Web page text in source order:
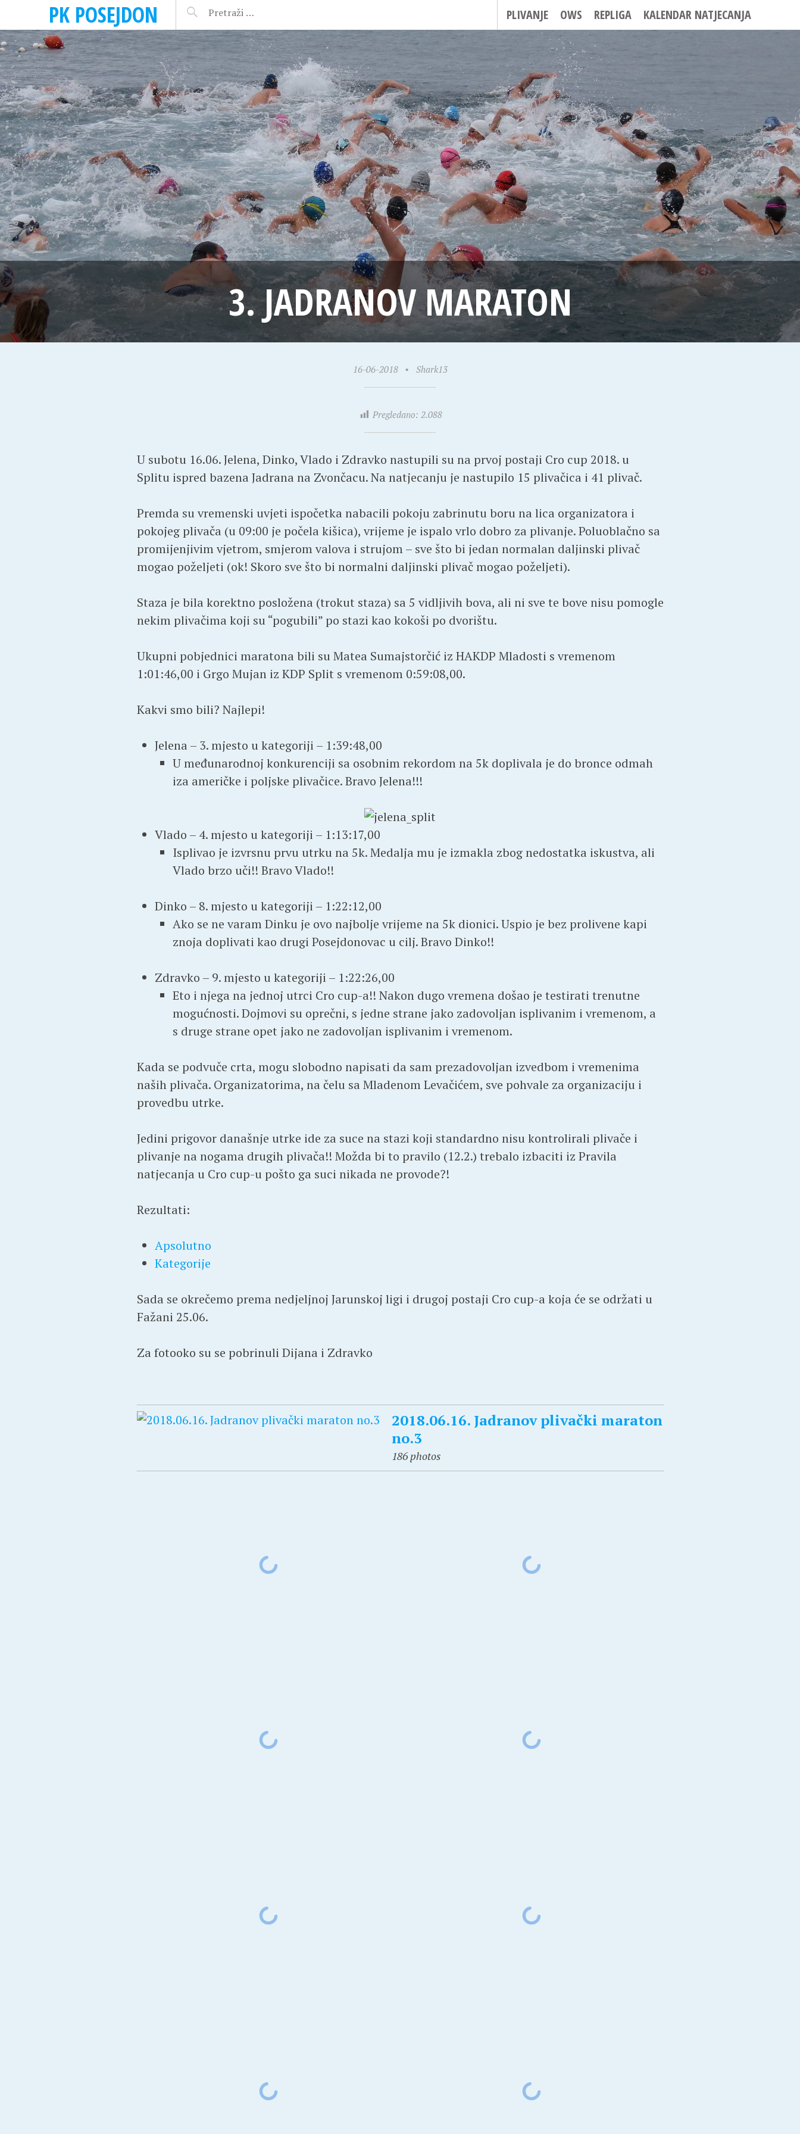
PK POSEJDON PLIVANJE OWS REPLIGA KALENDAR NATJECANJA
3. JADRANOV MARATON
16-06-2018 • Shark13
Pregledano: 2.088
U subotu 16.06. Jelena, Dinko, Vlado i Zdravko nastupili su na prvoj postaji Cro cup 2018. u
Splitu ispred bazena Jadrana na Zvončacu. Na natjecanju je nastupilo 15 plivačica i 41 plivač.
Premda su vremenski uvjeti ispočetka nabacili pokoju zabrinutu boru na lica organizatora i
pokojeg plivača (u 09:00 je počela kišica), vrijeme je ispalo vrlo dobro za plivanje. Poluoblačno sa
promijenjivim vjetrom, smjerom valova i strujom – sve što bi jedan normalan daljinski plivač
mogao poželjeti (ok! Skoro sve što bi normalni daljinski plivač mogao poželjeti).
Staza je bila korektno posložena (trokut staza) sa 5 vidljivih bova, ali ni sve te bove nisu pomogle
nekim plivačima koji su “pogubili” po stazi kao kokoši po dvorištu.
Ukupni pobjednici maratona bili su Matea Sumajstorčić iz HAKDP Mladosti s vremenom
1:01:46,00 i Grgo Mujan iz KDP Split s vremenom 0:59:08,00.
Kakvi smo bili? Najlepi!
Jelena – 3. mjesto u kategoriji – 1:39:48,00
U međunarodnoj konkurenciji sa osobnim rekordom na 5k doplivala je do bronce odmah
iza američke i poljske plivačice. Bravo Jelena!!!
Vlado – 4. mjesto u kategoriji – 1:13:17,00
Isplivao je izvrsnu prvu utrku na 5k. Medalja mu je izmakla zbog nedostatka iskustva, ali
Vlado brzo uči!! Bravo Vlado!!
Dinko – 8. mjesto u kategoriji – 1:22:12,00
Ako se ne varam Dinku je ovo najbolje vrijeme na 5k dionici. Uspio je bez prolivene kapi
znoja doplivati kao drugi Posejdonovac u cilj. Bravo Dinko!!
Zdravko – 9. mjesto u kategoriji – 1:22:26,00
Eto i njega na jednoj utrci Cro cup-a!! Nakon dugo vremena došao je testirati trenutne
mogućnosti. Dojmovi su oprečni, s jedne strane jako zadovoljan isplivanim i vremenom, a
s druge strane opet jako ne zadovoljan isplivanim i vremenom.
Kada se podvuče crta, mogu slobodno napisati da sam prezadovoljan izvedbom i vremenima
naših plivača. Organizatorima, na čelu sa Mladenom Levačićem, sve pohvale za organizaciju i
provedbu utrke.
Jedini prigovor današnje utrke ide za suce na stazi koji standardno nisu kontrolirali plivače i
plivanje na nogama drugih plivača!! Možda bi to pravilo (12.2.) trebalo izbaciti iz Pravila
natjecanja u Cro cup-u pošto ga suci nikada ne provode?!
Rezultati:
Apsolutno
Kategorije
Sada se okrečemo prema nedjeljnoj Jarunskoj ligi i drugoj postaji Cro cup-a koja će se održati u
Fažani 25.06.
Za fotooko su se pobrinuli Dijana i Zdravko
2018.06.16. Jadranov plivački maraton
no.3
186 photos